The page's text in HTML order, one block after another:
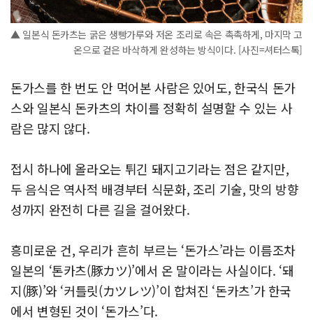
▲ 일본식 돈카츠는 굵은 생빵가루와 저온 조리로 속은 촉촉하게, 마지막 고
온으로 겉은 바삭하게 완성하는 방식이다. [사진=셔터스톡]
돈가스를 한 번도 안 먹어본 사람은 있어도, 한국식 돈가
스와 일본식 돈카츠의 차이를 정확히 설명할 수 있는 사
람은 많지 않다.
접시 하나에 올라오는 튀긴 돼지고기라는 점은 같지만,
두 음식은 역사적 배경부터 식문화, 조리 기술, 맛의 방향
성까지 완전히 다른 길을 걸어왔다.
흥미로운 건, 우리가 흔히 부르는 ‘돈가스’라는 이름조차
일본의 ‘톤카츠(豚カツ)’에서 온 말이라는 사실이다. ‘돼
지(豚)’와 ‘커틀릿(カツレツ)’이 합쳐진 ‘돈카츠’가 한국
에서 변형된 것이 ‘돈가스’다.